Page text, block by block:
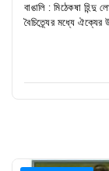
বাঙালি : মিঠেকষা
বৈচিত্র্যের মধ্যে ঐক্যের